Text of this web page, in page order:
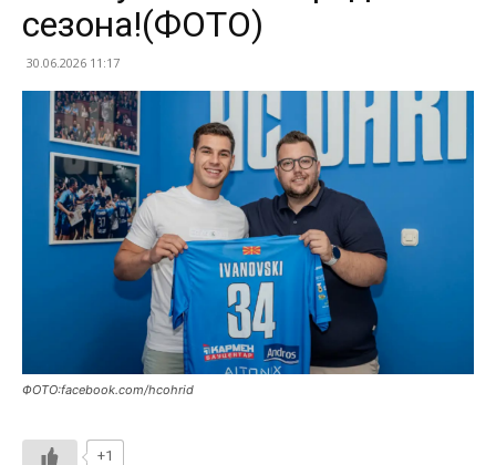
сезона!(ФОТО)
30.06.2026 11:17
ФОТО:facebook.com/hcohrid
+1